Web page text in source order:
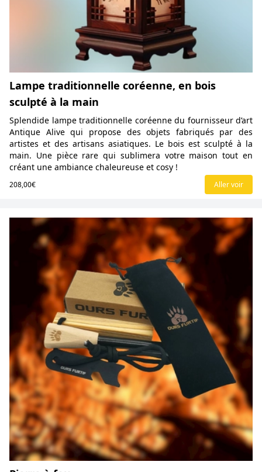
Lampe traditionnelle coréenne, en bois
sculpté à la main
Splendide lampe traditionnelle coréenne du fournisseur d’art
Antique Alive qui propose des objets fabriqués par des
artistes et des artisans asiatiques. Le bois est sculpté à la
main. Une pièce rare qui sublimera votre maison tout en
créant une ambiance chaleureuse et cosy !
208,00€ Aller voir